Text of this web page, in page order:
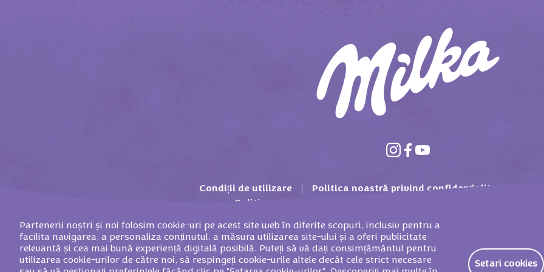
Condiții de utilizare Politica noastră privind confidențialitatea
Politica privind cookies
© 2026 Mondelez Romania
Partenerii noștri și noi folosim cookie-uri pe acest site web în diferite scopuri, inclusiv pentru a
facilita navigarea, a personaliza conținutul, a măsura utilizarea site-ului și a oferi publicitate
relevantă și cea mai bună experiență digitală posibilă. Puteți să vă dați consimțământul pentru
utilizarea cookie-urilor de către noi, să respingeți cookie-urile altele decât cele strict necesare
Setari cookies